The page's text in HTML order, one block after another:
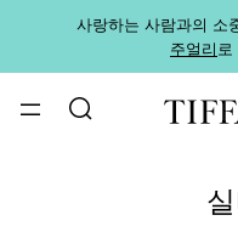
사랑하는 사람과의 소
주얼리